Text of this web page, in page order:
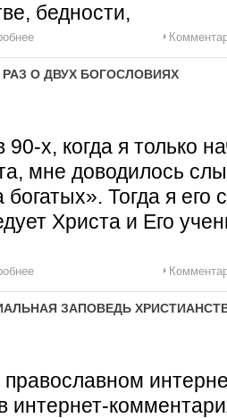
бедности,
РАЗ О ДВУХ БОГОСЛОВИЯХ
90-х, когда я только
мне доводилось
Тогда я его
Христа и Его
ЗАПОВЕДЬ
интернет-